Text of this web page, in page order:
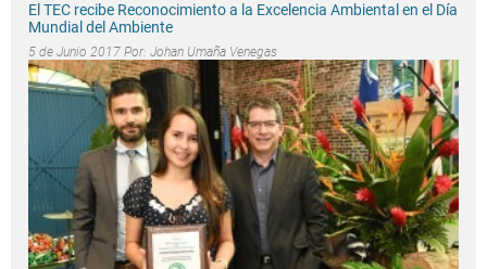
El TEC recibe Reconocimiento a la Excelencia Ambiental en el Día
Mundial del Ambiente
5 de Junio 2017 Por: Johan Umaña Venegas